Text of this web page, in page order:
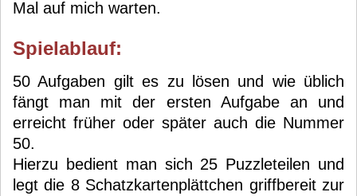
Mal auf mich warten.
Spielablauf:
50 Aufgaben gilt es zu lösen und wie üblich
fängt man mit der ersten Aufgabe an und
erreicht früher oder später auch die Nummer
50.
Hierzu bedient man sich 25 Puzzleteilen und
legt die 8 Schatzkartenplättchen griffbereit zur